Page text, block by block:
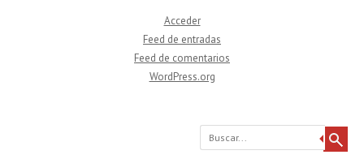
Acceder
Feed de entradas
Feed de comentarios
WordPress.org
Buscar